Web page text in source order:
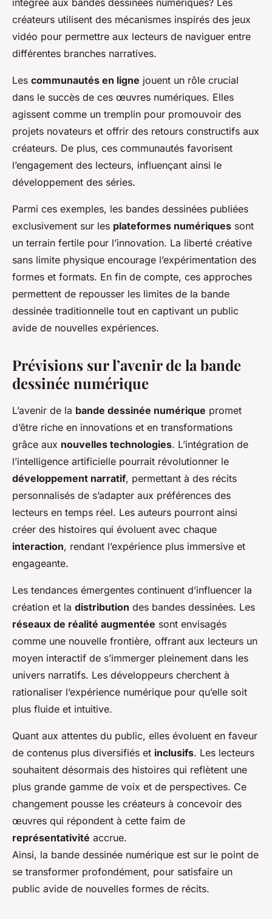
intégrée aux bandes dessinées numériques? Les
créateurs utilisent des mécanismes inspirés des jeux
vidéo pour permettre aux lecteurs de naviguer entre
différentes branches narratives.
Les communautés en ligne jouent un rôle crucial
dans le succès de ces œuvres numériques. Elles
agissent comme un tremplin pour promouvoir des
projets novateurs et offrir des retours constructifs aux
créateurs. De plus, ces communautés favorisent
l’engagement des lecteurs, influençant ainsi le
développement des séries.
Parmi ces exemples, les bandes dessinées publiées
exclusivement sur les plateformes numériques sont
un terrain fertile pour l’innovation. La liberté créative
sans limite physique encourage l’expérimentation des
formes et formats. En fin de compte, ces approches
permettent de repousser les limites de la bande
dessinée traditionnelle tout en captivant un public
avide de nouvelles expériences.
Prévisions sur l’avenir de la bande
dessinée numérique
L’avenir de la bande dessinée numérique promet
d’être riche en innovations et en transformations
grâce aux nouvelles technologies. L’intégration de
l’intelligence artificielle pourrait révolutionner le
développement narratif, permettant à des récits
personnalisés de s’adapter aux préférences des
lecteurs en temps réel. Les auteurs pourront ainsi
créer des histoires qui évoluent avec chaque
interaction, rendant l’expérience plus immersive et
engageante.
Les tendances émergentes continuent d’influencer la
création et la distribution des bandes dessinées. Les
réseaux de réalité augmentée sont envisagés
comme une nouvelle frontière, offrant aux lecteurs un
moyen interactif de s’immerger pleinement dans les
univers narratifs. Les développeurs cherchent à
rationaliser l’expérience numérique pour qu’elle soit
plus fluide et intuitive.
Quant aux attentes du public, elles évoluent en faveur
de contenus plus diversifiés et inclusifs. Les lecteurs
souhaitent désormais des histoires qui reflètent une
plus grande gamme de voix et de perspectives. Ce
changement pousse les créateurs à concevoir des
œuvres qui répondent à cette faim de
représentativité accrue.
Ainsi, la bande dessinée numérique est sur le point de
se transformer profondément, pour satisfaire un
public avide de nouvelles formes de récits.